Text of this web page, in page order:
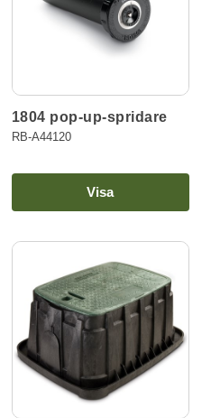
1804 pop-up-spridare
RB-A44120
Visa